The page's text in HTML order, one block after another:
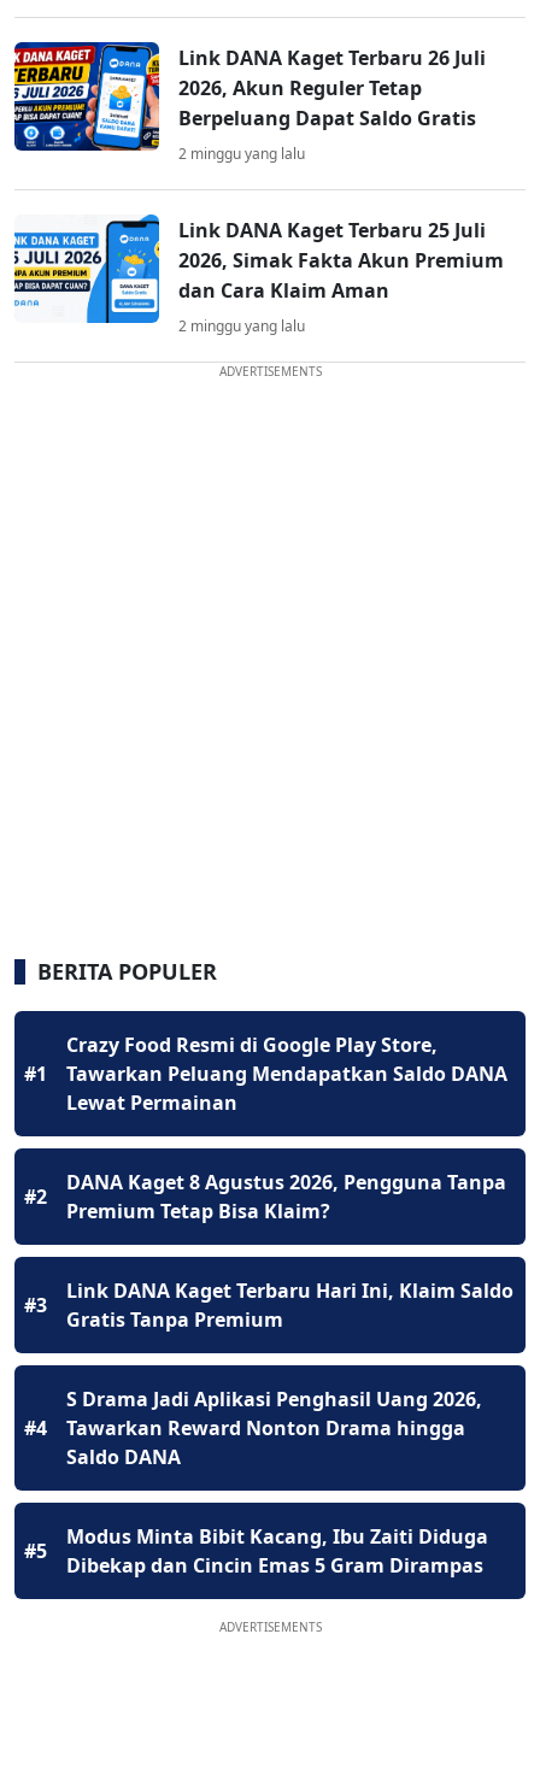
Link DANA Kaget Terbaru 26 Juli
2026, Akun Reguler Tetap
Berpeluang Dapat Saldo Gratis
2 minggu yang lalu
Link DANA Kaget Terbaru 25 Juli
2026, Simak Fakta Akun Premium
dan Cara Klaim Aman
2 minggu yang lalu
ADVERTISEMENTS
BERITA POPULER
#1
Crazy Food Resmi di Google Play Store,
Tawarkan Peluang Mendapatkan Saldo DANA
Lewat Permainan
#2
DANA Kaget 8 Agustus 2026, Pengguna Tanpa
Premium Tetap Bisa Klaim?
#3
Link DANA Kaget Terbaru Hari Ini, Klaim Saldo
Gratis Tanpa Premium
#4
S Drama Jadi Aplikasi Penghasil Uang 2026,
Tawarkan Reward Nonton Drama hingga
Saldo DANA
#5
Modus Minta Bibit Kacang, Ibu Zaiti Diduga
Dibekap dan Cincin Emas 5 Gram Dirampas
ADVERTISEMENTS